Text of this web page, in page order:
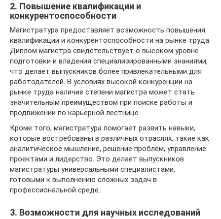
2. Повышение квалификации и
конкурентоспособности
Магистратура предоставляет возможность повышения
квалификации и конкурентоспособности на рынке труда.
Диплом магистра свидетельствует о высоком уровне
подготовки и владения специализированными знаниями,
что делает выпускников более привлекательными для
работодателей. В условиях высокой конкуренции на
рынке труда наличие степени магистра может стать
значительным преимуществом при поиске работы и
продвижении по карьерной лестнице.
Кроме того, магистратура помогает развить навыки,
которые востребованы в различных отраслях, такие как
аналитическое мышление, решение проблем, управление
проектами и лидерство. Это делает выпускников
магистратуры универсальными специалистами,
готовыми к выполнению сложных задач в
профессиональной среде.
3. Возможности для научных исследований